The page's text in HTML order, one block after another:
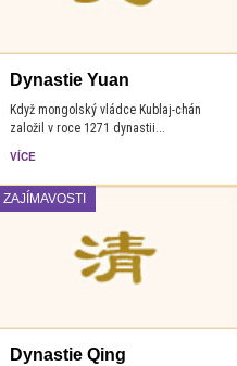
Dynastie Yuan
Když mongolský vládce Kublaj-chán
založil v roce 1271 dynastii...
VÍCE
ZAJÍMAVOSTI
Dynastie Qing